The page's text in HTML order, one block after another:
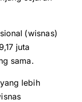
(wisnas)
juta
sama.
lebih